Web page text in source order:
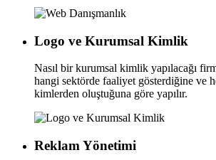
Logo ve Kurumsal Kimlik
Nasıl bir kurumsal kimlik yapılacağı
hangi sektörde faaliyet gösterdiğine ve
kimlerden oluştuğuna göre yapılır.
Reklam Yönetimi